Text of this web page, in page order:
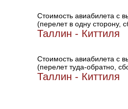
Стоимость авиабилета с
(перелет в одну сторону,
Таллин - Киттиля
Стоимость авиабилета с
(перелет туда-обратно,
Таллин - Киттиля